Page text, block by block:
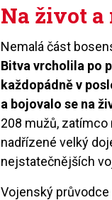
Na život a
Nemalá část
Bitva vrcholila po
každopádně v
a bojovalo se na
208 mužů, zatímco
nadřízené velký
nejstatečnějších
Vojenský